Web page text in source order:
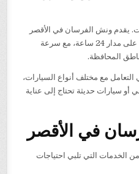
يقدم ونش الفرسان في الأقصر
خدمات متكاملة لنقل وإنقاذ السيارات على مدار 24 ساعة، مع سرعة
المحافظة.
مع مختلف أنواع السيارات،
أو سيارات حديثة تحتاج إلى عناية
في الأقصر
الخدمات التي تلبي احتياجات